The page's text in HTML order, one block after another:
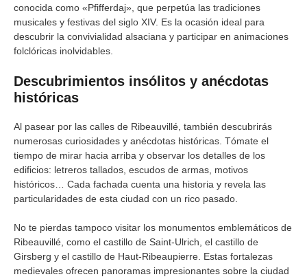
conocida como «Pfifferdaj», que perpetúa las tradiciones
musicales y festivas del siglo XIV. Es la ocasión ideal para
descubrir la convivialidad alsaciana y participar en animaciones
folclóricas inolvidables.
Descubrimientos insólitos y anécdotas
históricas
Al pasear por las calles de Ribeauvillé, también descubrirás
numerosas curiosidades y anécdotas históricas. Tómate el
tiempo de mirar hacia arriba y observar los detalles de los
edificios: letreros tallados, escudos de armas, motivos
históricos… Cada fachada cuenta una historia y revela las
particularidades de esta ciudad con un rico pasado.
No te pierdas tampoco visitar los monumentos emblemáticos de
Ribeauvillé, como el castillo de Saint-Ulrich, el castillo de
Girsberg y el castillo de Haut-Ribeaupierre. Estas fortalezas
medievales ofrecen panoramas impresionantes sobre la ciudad